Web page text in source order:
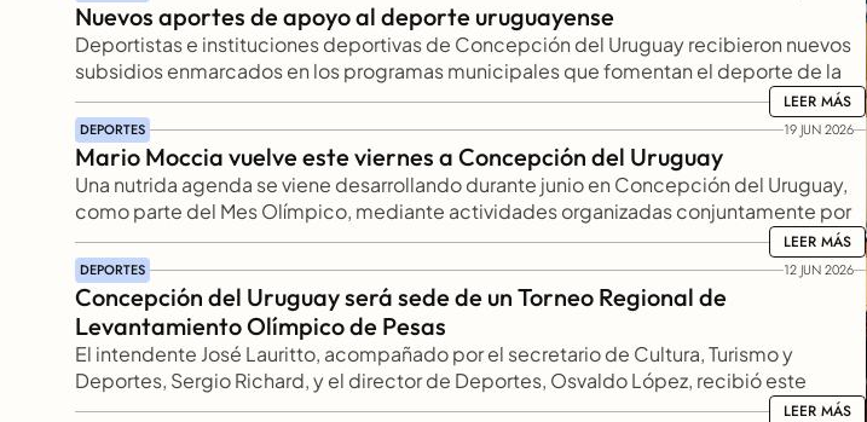
Nuevos aportes de apoyo al deporte uruguayense
Deportistas e instituciones deportivas de Concepción del Uruguay recibieron nuevos
subsidios enmarcados en los programas municipales que fomentan el deporte de la
ciudad. Fue este jueves en el Auditorio Municipal “Arturo Illia”, con la presencia del
intendente, José Lauritto; la presidenta del Concejo Deliberante, Rossana Sosa Zitto;
funcionarios de la Secretaría de Cultura, Turismo y Deportes; Magdalena Garro,
coordinadora del programa de becas, y quienes recibieron los aportes.
LEER MÁS
LEER MÁS
DEPORTES 19 JUN 2026
Mario Moccia vuelve este viernes a Concepción del Uruguay
Una nutrida agenda se viene desarrollando durante junio en Concepción del Uruguay,
como parte del Mes Olímpico, mediante actividades organizadas conjuntamente por
la Municipalidad e instituciones locales y nacionales vinculadas al desarrollo deportivo.
LEER MÁS
LEER MÁS
DEPORTES 12 JUN 2026
Concepción del Uruguay será sede de un Torneo Regional de
Levantamiento Olímpico de Pesas
El intendente José Lauritto, acompañado por el secretario de Cultura, Turismo y
Deportes, Sergio Richard, y el director de Deportes, Osvaldo López, recibió este
jueves a representantes del levantamiento olímpico de pesas, en el marco de la LEER MÁS
LEER MÁS